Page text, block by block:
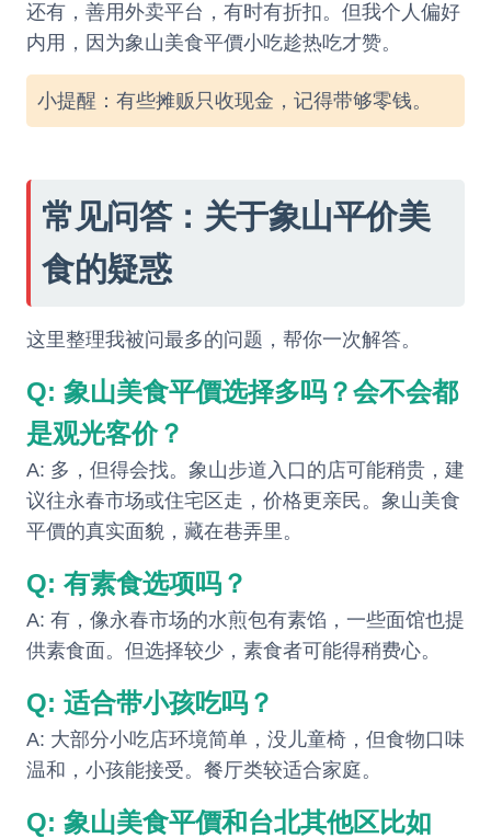
还有，善用外卖平台，有时有折扣。但我个人偏好
内用，因为象山美食平價小吃趁热吃才赞。
小提醒：有些摊贩只收现金，记得带够零钱。
常见问答：关于象山平价美
食的疑惑
这里整理我被问最多的问题，帮你一次解答。
Q: 象山美食平價选择多吗？会不会都
是观光客价？
A: 多，但得会找。象山步道入口的店可能稍贵，建
议往永春市场或住宅区走，价格更亲民。象山美食
平價的真实面貌，藏在巷弄里。
Q: 有素食选项吗？
A: 有，像永春市场的水煎包有素馅，一些面馆也提
供素食面。但选择较少，素食者可能得稍费心。
Q: 适合带小孩吃吗？
A: 大部分小吃店环境简单，没儿童椅，但食物口味
温和，小孩能接受。餐厅类较适合家庭。
Q: 象山美食平價和台北其他区比如